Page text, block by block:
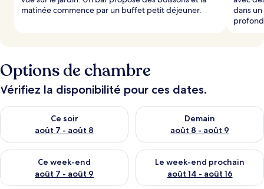
r
s
matinée commence par un buffet petit déjeuner.
dans
Options de chambre
Vérifiez la disponibilité pour ces dates.
Ce soir
août 7 - août 8
Vérifier la disponibilité pour ce soir août 7 - août 8
Demain
août 8 - août 9
Vérifier la disponibilité pour
Ce week-end
août 7 - août 9
Vérifier la disponibilité pour ce week-end août 7 - août 9
Le week-end prochain
août 14 - août 16
Vérifier la disponibilité pour